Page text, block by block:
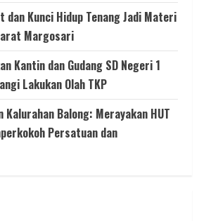
dan Kunci Hidup Tenang Jadi Materi
Margosari
Kantin dan Gudang SD Negeri 1
Lakukan Olah TKP
Kalurahan Balong: Merayakan HUT
Persatuan dan